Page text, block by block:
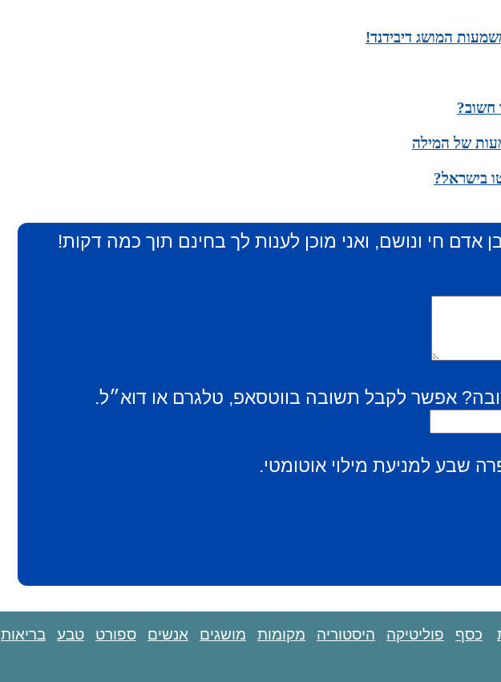
המושג דיבידנד!
חשוב?
של המילה
בישראל?
אדם חי ונושם, ואני מוכן לענות לך בחינם תוך כמה דקות!
אפשר לקבל תשובה בווטסאפ, טלגרם או דוא״ל.
שבע למניעת מילוי אוטומטי.
כסף פוליטיקה היסטוריה מקומות מושגים אנשים ספורט טבע בריאות